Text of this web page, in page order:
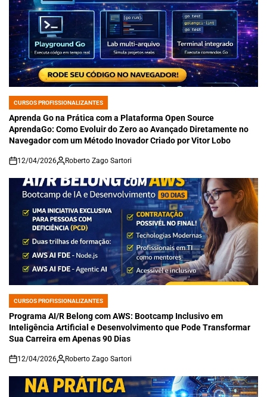
POSTED
IN
CURSOS PROFISSIONALIZANTES
Aprenda Go na Prática com a Plataforma Open Source
AprendaGo: Como Evoluir do Zero ao Avançado Diretamente no
Navegador com um Método Inovador Criado por Vitor Lobo
on
12/04/2026 Roberto Zago Sartori
POSTED
IN
CURSOS PROFISSIONALIZANTES
Programa AI/R Belong com AWS: Bootcamp Inclusivo em
Inteligência Artificial e Desenvolvimento que Pode Transformar
Sua Carreira em Apenas 90 Dias
on
12/04/2026 Roberto Zago Sartori